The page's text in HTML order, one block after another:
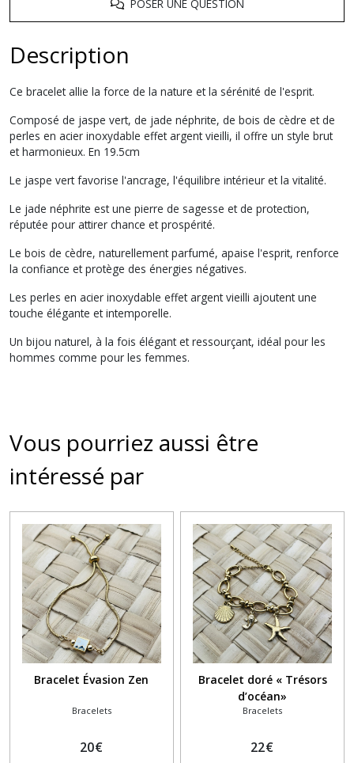
POSER UNE QUESTION
Description
Ce bracelet allie la force de la nature et la sérénité de l'esprit.
Composé de jaspe vert, de jade néphrite, de bois de cèdre et de
perles en acier inoxydable effet argent vieilli, il offre un style brut
et harmonieux. En 19.5cm
Le jaspe vert favorise l'ancrage, l'équilibre intérieur et la vitalité.
Le jade néphrite est une pierre de sagesse et de protection,
réputée pour attirer chance et prospérité.
Le bois de cèdre, naturellement parfumé, apaise l'esprit, renforce
la confiance et protège des énergies négatives.
Les perles en acier inoxydable effet argent vieilli ajoutent une
touche élégante et intemporelle.
Un bijou naturel, à la fois élégant et ressourçant, idéal pour les
hommes comme pour les femmes.
Vous pourriez aussi être
intéressé par
Bracelet Évasion Zen
Bracelets
20€
Bracelet doré « Trésors
d’océan»
Bracelets
22€